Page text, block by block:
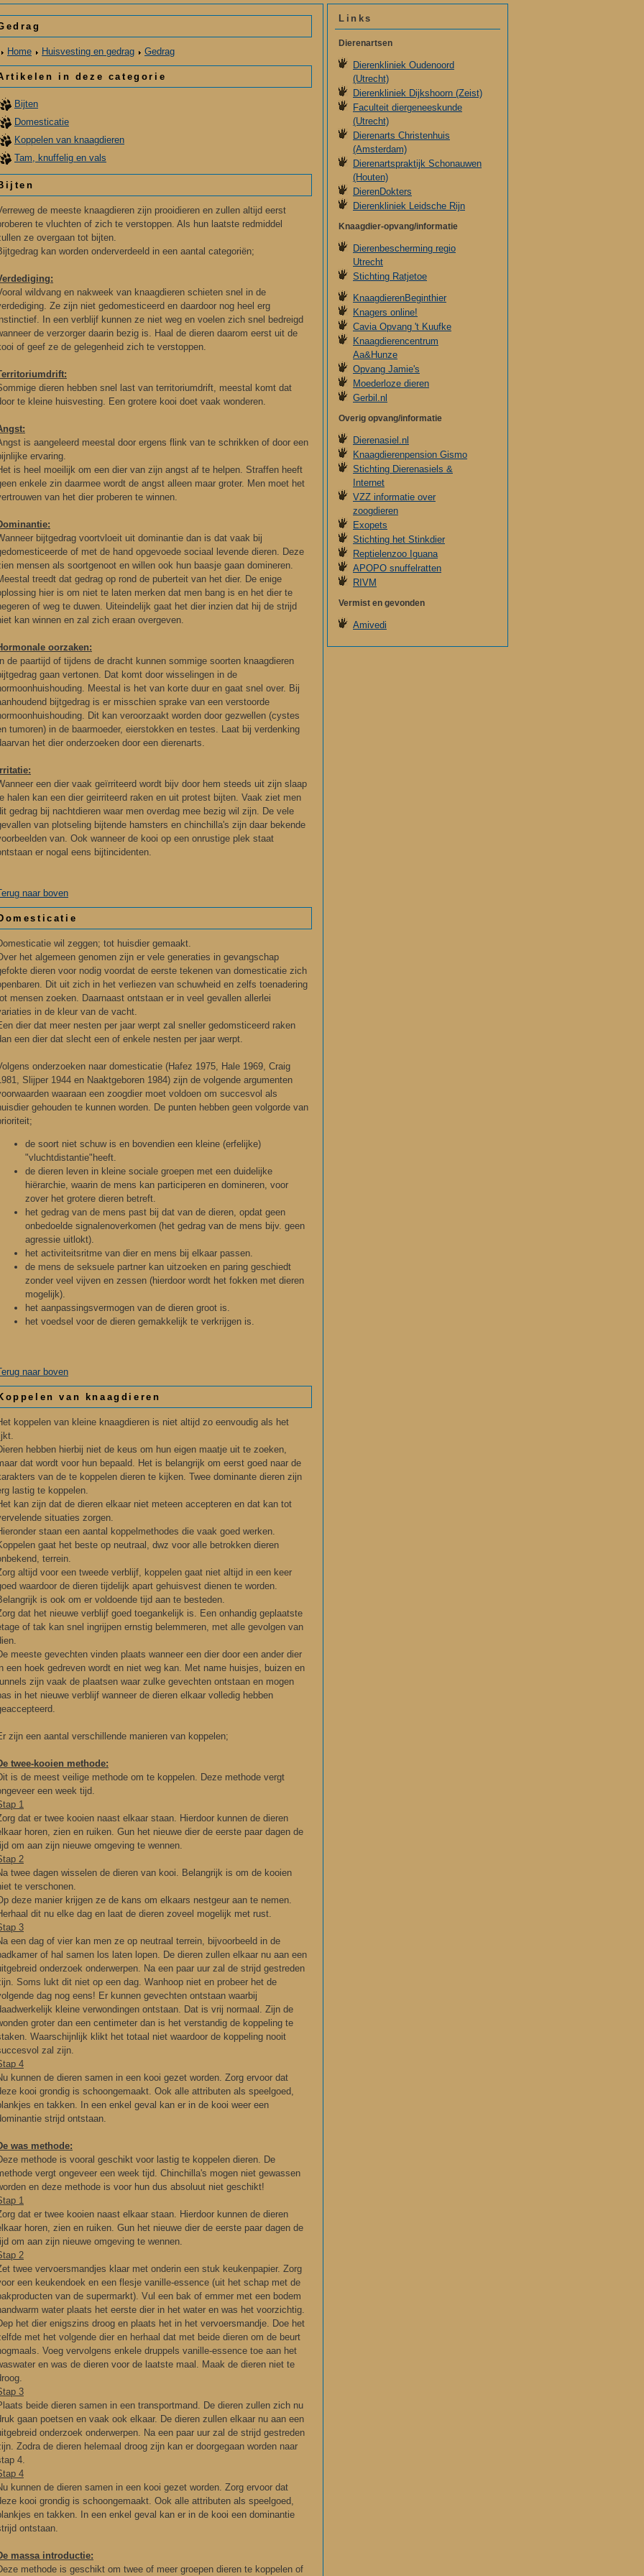
Home Huisvesting en gedrag Gedrag
in deze categorie
Bijten
Domesticatie
Koppelen van knaagdieren
Tam, knuffelig en vals
de meeste knaagdieren zijn prooidieren en zullen altijd eerst
te vluchten of zich te verstoppen. Als hun laatste redmiddel
ze overgaan tot bijten.
kan worden onderverdeeld in een aantal categoriën;
wildvang en nakweek van knaagdieren schieten snel in de
Ze zijn niet gedomesticeerd en daardoor nog heel erg
In een verblijf kunnen ze niet weg en voelen zich snel bedreigd
de verzorger daarin bezig is. Haal de dieren daarom eerst uit de
of geef ze de gelegenheid zich te verstoppen.
dieren hebben snel last van territoriumdrift, meestal komt dat
te kleine huisvesting. Een grotere kooi doet vaak wonderen.
is aangeleerd meestal door ergens flink van te schrikken of door een
ervaring.
is heel moeilijk om een dier van zijn angst af te helpen. Straffen heeft
enkele zin daarmee wordt de angst alleen maar groter. Men moet het
van het dier proberen te winnen.
bijtgedrag voortvloeit uit dominantie dan is dat vaak bij
of met de hand opgevoede sociaal levende dieren. Deze
mensen als soortgenoot en willen ook hun baasje gaan domineren.
treedt dat gedrag op rond de puberteit van het dier. De enige
hier is om niet te laten merken dat men bang is en het dier te
of weg te duwen. Uiteindelijk gaat het dier inzien dat hij de strijd
kan winnen en zal zich eraan overgeven.
oorzaken:
de paartijd of tijdens de dracht kunnen sommige soorten knaagdieren
gaan vertonen. Dat komt door wisselingen in de
Meestal is het van korte duur en gaat snel over. Bij
bijtgedrag is er misschien sprake van een verstoorde
Dit kan veroorzaakt worden door gezwellen (cystes
tumoren) in de baarmoeder, eierstokken en testes. Laat bij verdenking
het dier onderzoeken door een dierenarts.
een dier vaak geïrriteerd wordt bijv door hem steeds uit zijn slaap
halen kan een dier geirriteerd raken en uit protest bijten. Vaak ziet men
gedrag bij nachtdieren waar men overdag mee bezig wil zijn. De vele
van plotseling bijtende hamsters en chinchilla's zijn daar bekende
van. Ook wanneer de kooi op een onrustige plek staat
er nogal eens bijtincidenten.
naar boven
wil zeggen; tot huisdier gemaakt.
het algemeen genomen zijn er vele generaties in gevangschap
dieren voor nodig voordat de eerste tekenen van domesticatie zich
Dit uit zich in het verliezen van schuwheid en zelfs toenadering
mensen zoeken. Daarnaast ontstaan er in veel gevallen allerlei
in de kleur van de vacht.
dier dat meer nesten per jaar werpt zal sneller gedomsticeerd raken
een dier dat slecht een of enkele nesten per jaar werpt.
onderzoeken naar domesticatie (Hafez 1975, Hale 1969, Craig
Slijper 1944 en Naaktgeboren 1984) zijn de volgende argumenten
waaraan een zoogdier moet voldoen om succesvol als
gehouden te kunnen worden. De punten hebben geen volgorde van
de soort niet schuw is en bovendien een kleine (erfelijke)
"vluchtdistantie"heeft.
de dieren leven in kleine sociale groepen met een duidelijke
hiërarchie, waarin de mens kan participeren en domineren, voor
zover het grotere dieren betreft.
het gedrag van de mens past bij dat van de dieren, opdat geen
onbedoelde signalenoverkomen (het gedrag van de mens bijv. geen
agressie uitlokt).
het activiteitsritme van dier en mens bij elkaar passen.
de mens de seksuele partner kan uitzoeken en paring geschiedt
zonder veel vijven en zessen (hierdoor wordt het fokken met dieren
mogelijk).
het aanpassingsvermogen van de dieren groot is.
het voedsel voor de dieren gemakkelijk te verkrijgen is.
naar boven
van knaagdieren
koppelen van kleine knaagdieren is niet altijd zo eenvoudig als het
hebben hierbij niet de keus om hun eigen maatje uit te zoeken,
dat wordt voor hun bepaald. Het is belangrijk om eerst goed naar de
van de te koppelen dieren te kijken. Twee dominante dieren zijn
lastig te koppelen.
kan zijn dat de dieren elkaar niet meteen accepteren en dat kan tot
situaties zorgen.
staan een aantal koppelmethodes die vaak goed werken.
gaat het beste op neutraal, dwz voor alle betrokken dieren
terrein.
altijd voor een tweede verblijf, koppelen gaat niet altijd in een keer
waardoor de dieren tijdelijk apart gehuisvest dienen te worden.
is ook om er voldoende tijd aan te besteden.
dat het nieuwe verblijf goed toegankelijk is. Een onhandig geplaatste
of tak kan snel ingrijpen ernstig belemmeren, met alle gevolgen van
meeste gevechten vinden plaats wanneer een dier door een ander dier
een hoek gedreven wordt en niet weg kan. Met name huisjes, buizen en
zijn vaak de plaatsen waar zulke gevechten ontstaan en mogen
in het nieuwe verblijf wanneer de dieren elkaar volledig hebben
zijn een aantal verschillende manieren van koppelen;
twee-kooien methode:
is de meest veilige methode om te koppelen. Deze methode vergt
een week tijd.
1
dat er twee kooien naast elkaar staan. Hierdoor kunnen de dieren
horen, zien en ruiken. Gun het nieuwe dier de eerste paar dagen de
om aan zijn nieuwe omgeving te wennen.
2
twee dagen wisselen de dieren van kooi. Belangrijk is om de kooien
te verschonen.
deze manier krijgen ze de kans om elkaars nestgeur aan te nemen.
dit nu elke dag en laat de dieren zoveel mogelijk met rust.
3
een dag of vier kan men ze op neutraal terrein, bijvoorbeeld in de
of hal samen los laten lopen. De dieren zullen elkaar nu aan een
onderzoek onderwerpen. Na een paar uur zal de strijd gestreden
Soms lukt dit niet op een dag. Wanhoop niet en probeer het de
dag nog eens! Er kunnen gevechten ontstaan waarbij
kleine verwondingen ontstaan. Dat is vrij normaal. Zijn de
groter dan een centimeter dan is het verstandig de koppeling te
Waarschijnlijk klikt het totaal niet waardoor de koppeling nooit
zal zijn.
4
kunnen de dieren samen in een kooi gezet worden. Zorg ervoor dat
kooi grondig is schoongemaakt. Ook alle attributen als speelgoed,
en takken. In een enkel geval kan er in de kooi weer een
strijd ontstaan.
was methode:
methode is vooral geschikt voor lastig te koppelen dieren. De
vergt ongeveer een week tijd. Chinchilla's mogen niet gewassen
en deze methode is voor hun dus absoluut niet geschikt!
1
dat er twee kooien naast elkaar staan. Hierdoor kunnen de dieren
horen, zien en ruiken. Gun het nieuwe dier de eerste paar dagen de
om aan zijn nieuwe omgeving te wennen.
2
twee vervoersmandjes klaar met onderin een stuk keukenpapier. Zorg
een keukendoek en een flesje vanille-essence (uit het schap met de
van de supermarkt). Vul een bak of emmer met een bodem
water plaats het eerste dier in het water en was het voorzichtig.
het dier enigszins droog en plaats het in het vervoersmandje. Doe het
met het volgende dier en herhaal dat met beide dieren om de beurt
Voeg vervolgens enkele druppels vanille-essence toe aan het
en was de dieren voor de laatste maal. Maak de dieren niet te
3
beide dieren samen in een transportmand. De dieren zullen zich nu
gaan poetsen en vaak ook elkaar. De dieren zullen elkaar nu aan een
onderzoek onderwerpen. Na een paar uur zal de strijd gestreden
Zodra de dieren helemaal droog zijn kan er doorgegaan worden naar
4.
4
kunnen de dieren samen in een kooi gezet worden. Zorg ervoor dat
kooi grondig is schoongemaakt. Ook alle attributen als speelgoed,
en takken. In een enkel geval kan er in de kooi een dominantie
ontstaan.
massa introductie:
methode is geschikt om twee of meer groepen dieren te koppelen of
Links
Dierenartsen
Dierenkliniek Oudenoord
(Utrecht)
Dierenkliniek Dijkshoorn (Zeist)
Faculteit diergeneeskunde
(Utrecht)
Dierenarts Christenhuis
(Amsterdam)
Dierenartspraktijk Schonauwen
(Houten)
DierenDokters
Dierenkliniek Leidsche Rijn
Knaagdier-opvang/informatie
Dierenbescherming regio
Utrecht
Stichting Ratjetoe
KnaagdierenBeginthier
Knagers online!
Cavia Opvang 't Kuufke
Knaagdierencentrum
Aa&Hunze
Opvang Jamie's
Moederloze dieren
Gerbil.nl
Overig opvang/informatie
Dierenasiel.nl
Knaagdierenpension Gismo
Stichting Dierenasiels &
Internet
VZZ informatie over
zoogdieren
Exopets
Stichting het Stinkdier
Reptielenzoo Iguana
APOPO snuffelratten
RIVM
Vermist en gevonden
Amivedi